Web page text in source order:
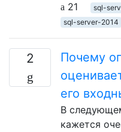
21
sql-
sql-server-2014
2
Почему
его
В
кажется